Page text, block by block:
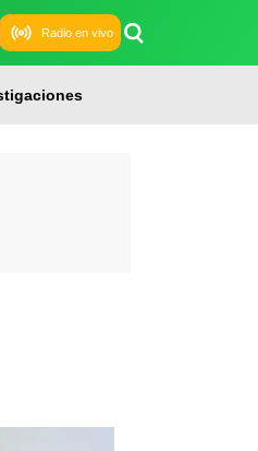
Radio en vivo